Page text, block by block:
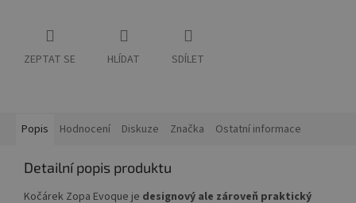
ZEPTAT SE HLÍDAT SDÍLET
Popis Hodnocení Diskuze Značka Ostatní informace
Detailní popis produktu
Kočárek Zopa Evoque je designový ale zároveň praktický